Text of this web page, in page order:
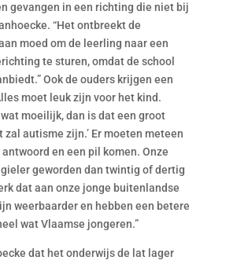
gevangen in een richting die niet bij
“Het ontbreekt de
moed om de leerling naar een
te sturen, omdat de school
Ook de ouders krijgen een
moet leuk zijn voor het kind.
moeilijk, dan is dat een groot
zal autisme zijn.’ Er moeten meteen
en een pil komen. Onze
geworden dan twintig of dertig
dat aan onze jonge buitenlandse
weerbaarder en hebben een betere
wat Vlaamse jongeren.”
dat het onderwijs de lat lager